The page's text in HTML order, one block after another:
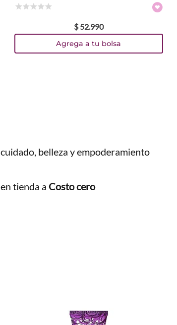
$ 52.990
Agrega a tu bolsa
belleza y empoderamiento
tienda a Costo cero